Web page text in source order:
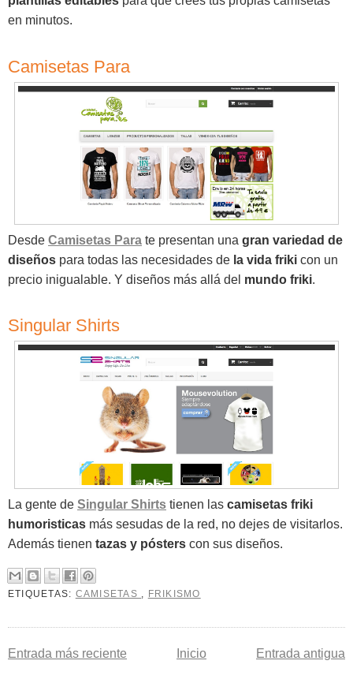
en minutos.
Camisetas Para
Desde Camisetas Para te presentan una gran variedad de
diseños para todas las necesidades de la vida friki con un
precio inigualable. Y diseños más allá del mundo friki.
Singular Shirts
La gente de Singular Shirts tienen las camisetas friki
humoristicas más sesudas de la red, no dejes de visitarlos.
Además tienen tazas y pósters con sus diseños.
ETIQUETAS: CAMISETAS , FRIKISMO
Entrada más reciente Entrada antigua
Inicio